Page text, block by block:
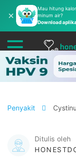
✕
Mau hitung
minum air?
Download
Penyakit
Ditulis oleh